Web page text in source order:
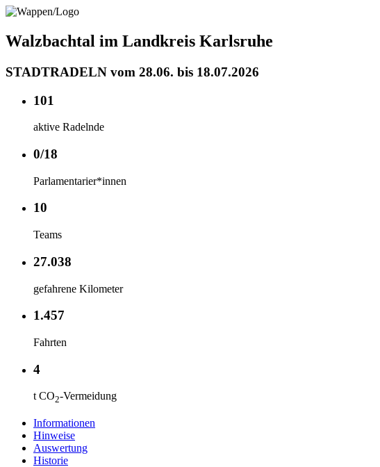
Walzbachtal im Landkreis Karlsruhe
STADTRADELN vom 28.06. bis 18.07.2026
101
aktive Radelnde
0/18
Parlamentarier*innen
10
Teams
27.038
gefahrene Kilometer
1.457
Fahrten
4
t CO2-Vermeidung
Informationen
Hinweise
Auswertung
Historie